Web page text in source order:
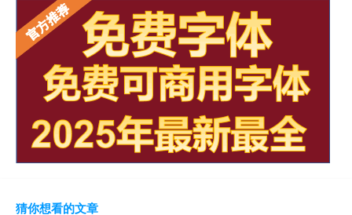
猜你想看的文章